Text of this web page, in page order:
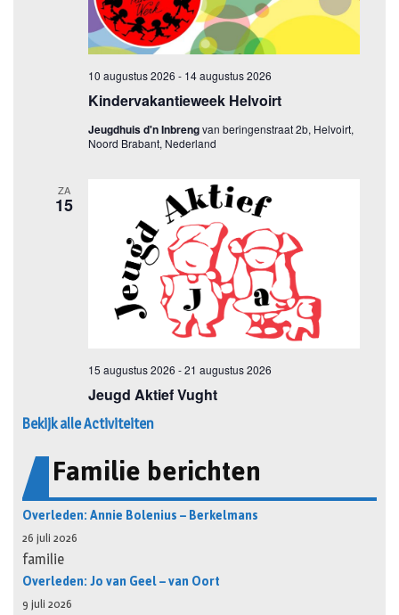
Bekijk alle Activiteiten
Familie berichten
Overleden: Annie Bolenius – Berkelmans
26 juli 2026
familie
Overleden: Jo van Geel – van Oort
9 juli 2026